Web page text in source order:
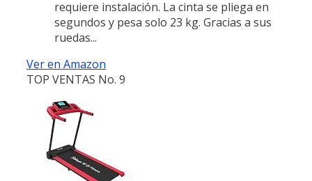
requiere instalación. La cinta se pliega en
segundos y pesa solo 23 kg. Gracias a sus
ruedas...
Ver en Amazon
TOP VENTAS No. 9